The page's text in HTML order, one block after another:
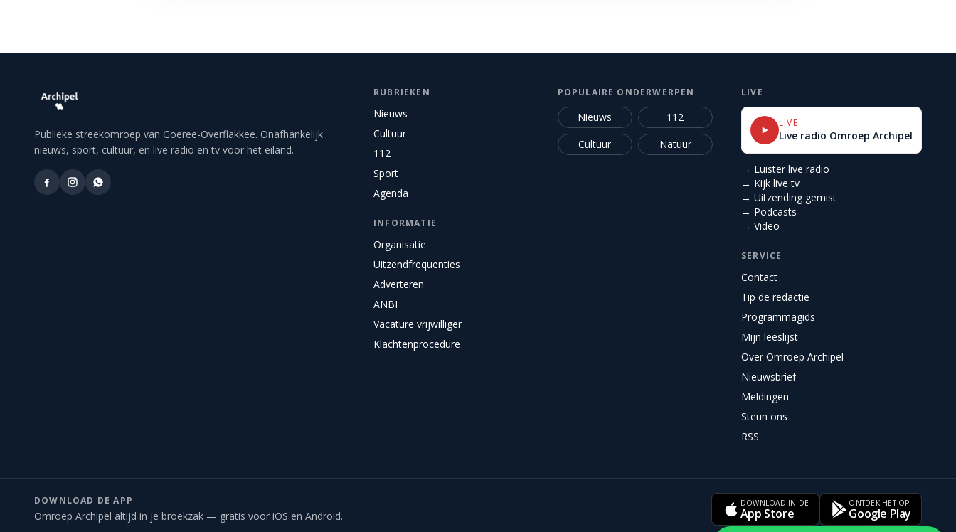
Publieke streekomroep van Goeree-Overflakkee. Onafhankelijk
nieuws, sport, cultuur, en live radio en tv voor het eiland.
RUBRIEKEN
Nieuws
Cultuur
112
Sport
Agenda
INFORMATIE
Organisatie
Uitzendfrequenties
Adverteren
ANBI
Vacature vrijwilliger
Klachtenprocedure
POPULAIRE ONDERWERPEN
Nieuws
112
Cultuur
Natuur
LIVE
LIVE
Live radio Omroep Archipel
→ Luister live radio
→ Kijk live tv
→ Uitzending gemist
→ Podcasts
→ Video
SERVICE
Contact
Tip de redactie
Programmagids
Mijn leeslijst
Over Omroep Archipel
Nieuwsbrief
Meldingen
Steun ons
RSS
DOWNLOAD DE APP
Omroep Archipel altijd in je broekzak — gratis voor iOS en Android.
DOWNLOAD IN DE
App Store
ONTDEK HET OP
Google Play